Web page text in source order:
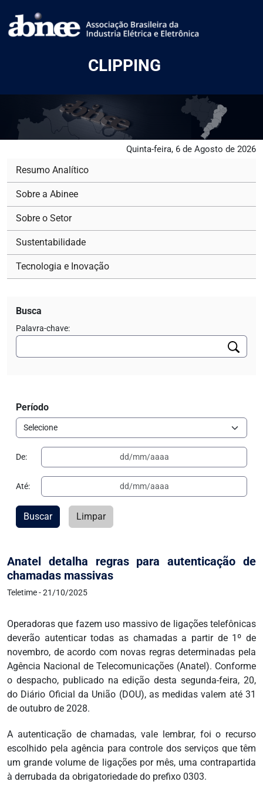
CLIPPING
Quinta-feira, 6 de Agosto de 2026
Anatel detalha regras para autenticação de
chamadas massivas
Teletime - 21/10/2025
Operadoras que fazem uso massivo de ligações telefônicas
deverão autenticar todas as chamadas a partir de 1º de
novembro, de acordo com novas regras determinadas pela
Agência Nacional de Telecomunicações (Anatel). Conforme
o despacho, publicado na edição desta segunda-feira, 20,
do Diário Oficial da União (DOU), as medidas valem até 31
de outubro de 2028.
A autenticação de chamadas, vale lembrar, foi o recurso
escolhido pela agência para controle dos serviços que têm
um grande volume de ligações por mês, uma contrapartida
à derrubada da obrigatoriedade do prefixo 0303.
Resumo Analítico
Sobre a Abinee
Sobre o Setor
Sustentabilidade
Tecnologia e Inovação
Busca
Palavra-chave:
Período
De:
Até:
Buscar Limpar